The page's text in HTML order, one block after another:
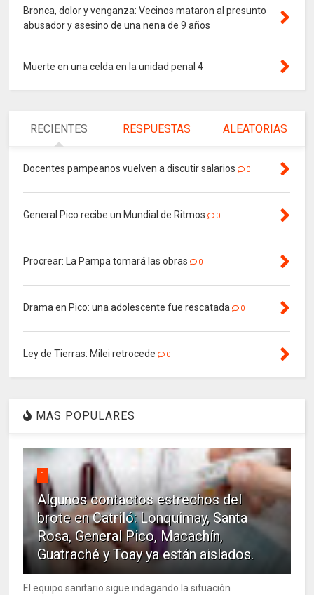
Bronca, dolor y venganza: Vecinos mataron al presunto
abusador y asesino de una nena de 9 años
Muerte en una celda en la unidad penal 4
RECIENTES RESPUESTAS ALEATORIAS
Docentes pampeanos vuelven a discutir salarios 0
General Pico recibe un Mundial de Ritmos 0
Procrear: La Pampa tomará las obras 0
Drama en Pico: una adolescente fue rescatada 0
Ley de Tierras: Milei retrocede 0
MAS POPULARES
1
Algunos contactos estrechos del
brote en Catriló: Lonquimay, Santa
Rosa, General Pico, Macachín,
Guatraché y Toay ya están aislados.
El equipo sanitario sigue indagando la situación